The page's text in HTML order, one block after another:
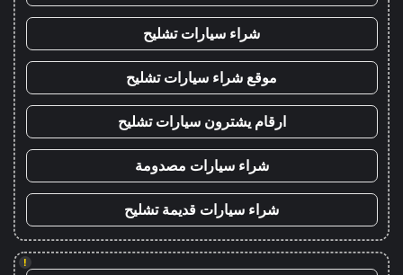
شراء سيارات تشليح
موقع شراء سيارات تشليح
ارقام يشترون سيارات تشليح
شراء سيارات مصدومة
شراء سيارات قديمة تشليح
!